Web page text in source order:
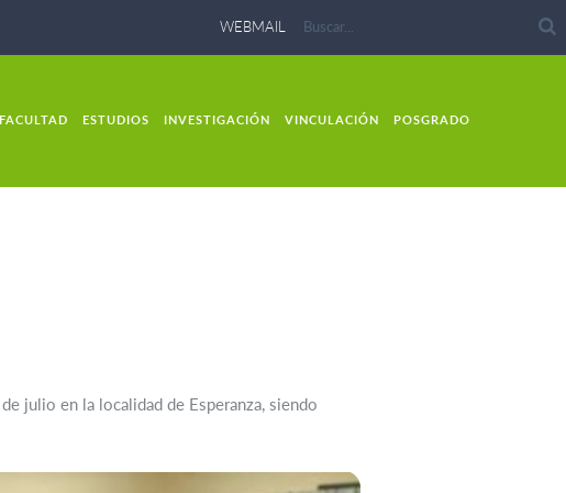
WEBMAIL
ESTUDIOS INVESTIGACIÓN VINCULACIÓN POSGRADO
julio en la localidad de Esperanza, siendo